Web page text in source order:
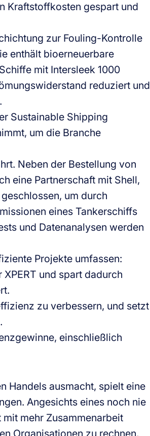
Kraftstoffkosten gespart und
zur Fouling-Kontrolle
enthält bioerneuerbare
mit Intersleek 1000
reduziert und
Sustainable Shipping
um die Branche
Neben der Bestellung von
eine Partnerschaft mit Shell,
um durch
eines Tankerschiffs
und Datenanalysen werden
Projekte umfassen:
und spart dadurch
zu verbessern, und setzt
einschließlich
Handels ausmacht, spielt eine
Angesichts eines noch nie
mehr Zusammenarbeit